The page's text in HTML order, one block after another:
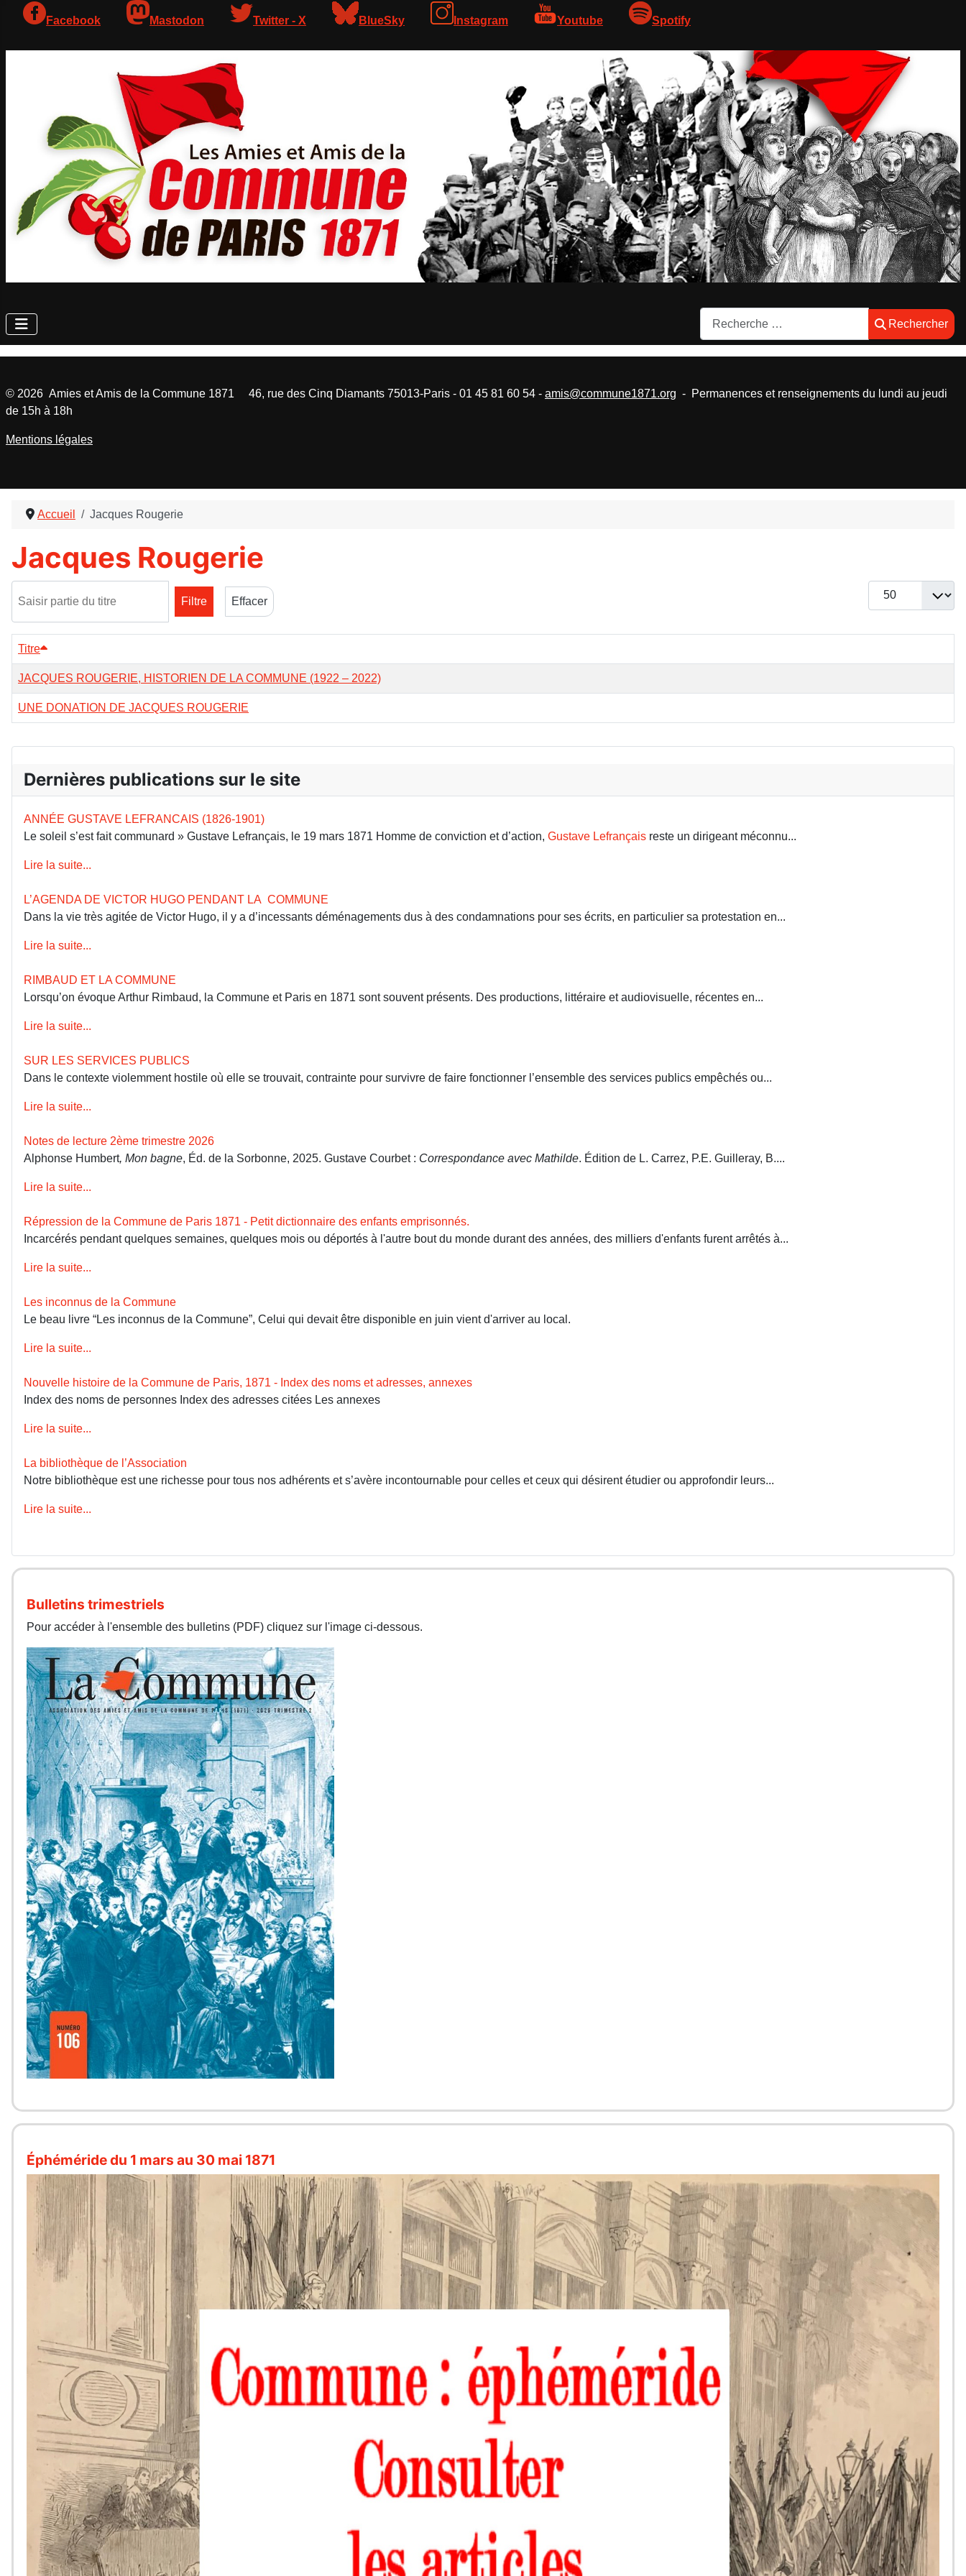
Facebook Mastodon Twitter - X BlueSky Instagram Youtube Spotify
Rechercher
Rechercher
Accueil Jacques Rougerie
Jacques Rougerie
Filtre
Effacer
Afficher #
Titre
JACQUES ROUGERIE, HISTORIEN DE LA COMMUNE (1922 – 2022)
UNE DONATION DE JACQUES ROUGERIE
Dernières publications sur le site
ANNÉE GUSTAVE LEFRANCAIS (1826-1901)
Le soleil s’est fait communard » Gustave Lefrançais, le 19 mars 1871 Homme de conviction et d’action, Gustave Lefrançais reste un dirigeant méconnu...
Lire la suite...
L’AGENDA DE VICTOR HUGO PENDANT LA COMMUNE
Dans la vie très agitée de Victor Hugo, il y a d’incessants déménagements dus à des condamnations pour ses écrits, en particulier sa protestation en...
Lire la suite...
RIMBAUD ET LA COMMUNE
Lorsqu’on évoque Arthur Rimbaud, la Commune et Paris en 1871 sont souvent présents. Des productions, littéraire et audiovisuelle, récentes en...
Lire la suite...
SUR LES SERVICES PUBLICS
Dans le contexte violemment hostile où elle se trouvait, contrainte pour survivre de faire fonctionner l’ensemble des services publics empêchés ou...
Lire la suite...
Notes de lecture 2ème trimestre 2026
Alphonse Humbert, Mon bagne, Éd. de la Sorbonne, 2025. Gustave Courbet : Correspondance avec Mathilde. Édition de L. Carrez, P.E. Guilleray, B....
Lire la suite...
Répression de la Commune de Paris 1871 - Petit dictionnaire des enfants emprisonnés.
Incarcérés pendant quelques semaines, quelques mois ou déportés à l'autre bout du monde durant des années, des milliers d'enfants furent arrêtés à...
Lire la suite...
Les inconnus de la Commune
Le beau livre “Les inconnus de la Commune”, Celui qui devait être disponible en juin vient d'arriver au local.
Lire la suite...
Nouvelle histoire de la Commune de Paris, 1871 - Index des noms et adresses, annexes
Index des noms de personnes Index des adresses citées Les annexes
Lire la suite...
La bibliothèque de l’Association
Notre bibliothèque est une richesse pour tous nos adhérents et s’avère incontournable pour celles et ceux qui désirent étudier ou approfondir leurs...
Lire la suite...
Bulletins trimestriels
Pour accéder à l'ensemble des bulletins (PDF) cliquez sur l'image ci-dessous.
Éphéméride du 1 mars au 30 mai 1871
© 2026 Amies et Amis de la Commune 1871 46, rue des Cinq Diamants 75013-Paris - 01 45 81 60 54 - amis@commune1871.org - Permanences et renseignements du lundi au jeudi
de 15h à 18h
Mentions légales